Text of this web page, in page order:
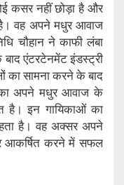
कसर नहीं छोड़ा है और
वह अपने मधुर आवाज
चौहान ने काफी लंबा
एंटरटेनमेंट इंडस्ट्री
का सामना करने के बाद
अपने मधुर आवाज के
है। इन गायिकाओं का
है। वह अक्सर अपने
आकर्षित करने में सफल